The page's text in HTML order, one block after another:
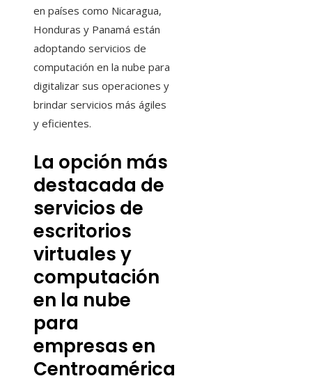
en países como Nicaragua,
Honduras y Panamá están
adoptando servicios de
computación en la nube para
digitalizar sus operaciones y
brindar servicios más ágiles
y eficientes.
La opción más
destacada de
servicios de
escritorios
virtuales y
computación
en la nube
para
empresas en
Centroamérica